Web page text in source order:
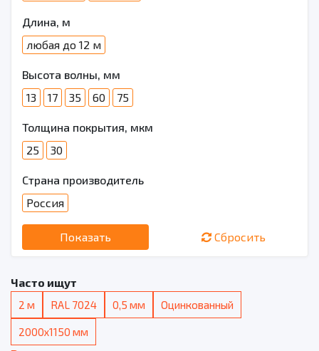
Длина, м
любая до 12 м
Высота волны, мм
13
17 35 60 75
Толщина покрытия, мкм
25
30
Страна производитель
Россия
Показать Сбросить
Часто ищут
2 м RAL 7024 0,5 мм Оцинкованный
2000х1150 мм